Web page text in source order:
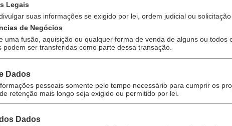
Legais
suas informações se exigido por lei, ordem judicial ou
de Negócios
uma fusão, aquisição ou qualquer forma de venda de alguns ou todos
podem ser transferidas como parte dessa transação.
Dados
pessoais somente pelo tempo necessário para cumprir os
retenção mais longo seja exigido ou permitido por lei.
Dados